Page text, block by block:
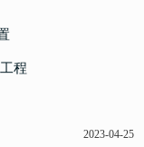
程
2023-04-25